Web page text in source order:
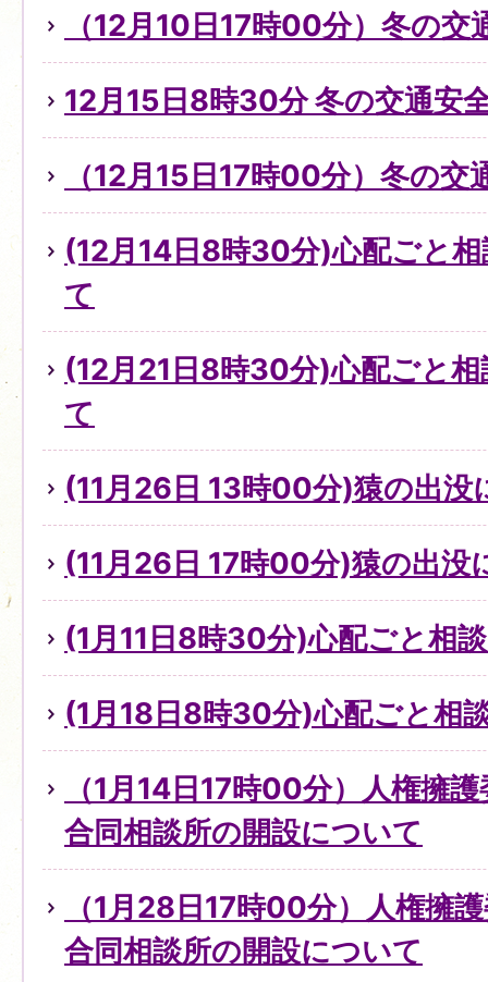
（12月10日17時00分）冬の
12月15日8時30分 冬の交通安
（12月15日17時00分）冬の
(12月14日8時30分)心配ごと
て
(12月21日8時30分)心配ごと
て
(11月26日 13時00分)猿の出没
(11月26日 17時00分)猿の出没
(1月11日8時30分)心配ごと相
(1月18日8時30分)心配ごと相
（1月14日17時00分）人権擁
合同相談所の開設について
（1月28日17時00分）人権擁
合同相談所の開設について